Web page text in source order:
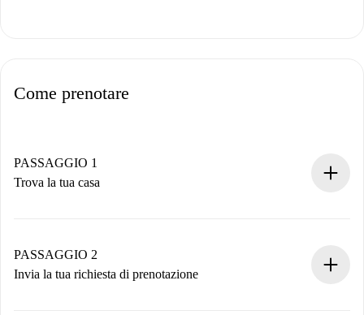
Come prenotare
PASSAGGIO 1
Trova la tua casa
Hai tutte le informazioni necessarie in anticipo.
PASSAGGIO 2
Invia la tua richiesta di prenotazione